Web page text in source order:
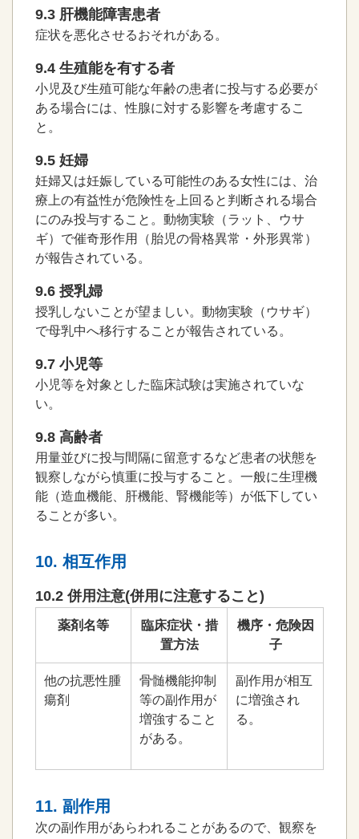
9.3 肝機能障害患者
症状を悪化させるおそれがある。
9.4 生殖能を有する者
小児及び生殖可能な年齢の患者に投与する必要が
ある場合には、性腺に対する影響を考慮するこ
と。
9.5 妊婦
妊婦又は妊娠している可能性のある女性には、治
療上の有益性が危険性を上回ると判断される場合
にのみ投与すること。動物実験（ラット、ウサ
ギ）で催奇形作用（胎児の骨格異常・外形異常）
が報告されている。
9.6 授乳婦
授乳しないことが望ましい。動物実験（ウサギ）
で母乳中へ移行することが報告されている。
9.7 小児等
小児等を対象とした臨床試験は実施されていな
い。
9.8 高齢者
用量並びに投与間隔に留意するなど患者の状態を
観察しながら慎重に投与すること。一般に生理機
能（造血機能、肝機能、腎機能等）が低下してい
ることが多い。
10. 相互作用
10.2 併用注意(併用に注意すること)
薬剤名等
臨床症状・措
置方法
機序・危険因
子
他の抗悪性腫
瘍剤
骨髄機能抑制
等の副作用が
増強すること
がある。
副作用が相互
に増強され
る。
11. 副作用
次の副作用があらわれることがあるので、観察を